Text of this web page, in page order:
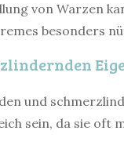
von Warzen
besonders
und
sein, da sie oft